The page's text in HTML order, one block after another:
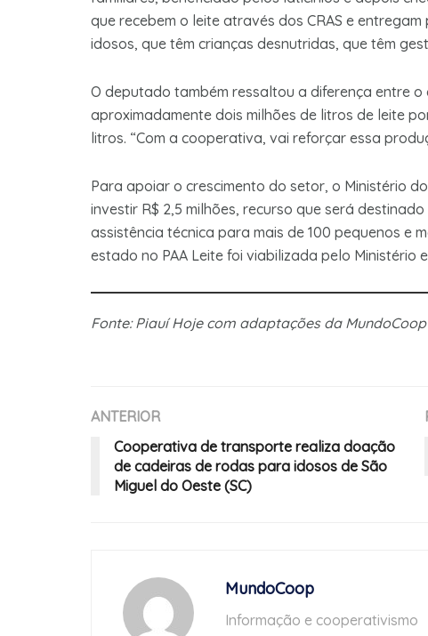
que recebem o leite através dos CRAS e
idosos, que têm crianças desnutridas, que têm
O deputado também ressaltou a diferença entre
aproximadamente dois milhões de litros de leite
litros. “Com a cooperativa, vai reforçar essa
Para apoiar o crescimento do setor, o Ministério
investir R$ 2,5 milhões, recurso que será
assistência técnica para mais de 100 pequenos e
estado no PAA Leite foi viabilizada pelo Ministério
Fonte: Piauí Hoje com adaptações da MundoCoop
ANTERIOR
Cooperativa de transporte realiza doação
de cadeiras de rodas para idosos de São
Miguel do Oeste (SC)
MundoCoop
Informação e cooperativismo